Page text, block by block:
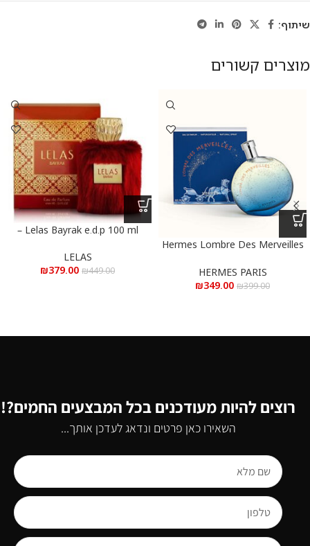
שיתוף:
מוצרים קשורים
Hermes Lombre Des Merveilles
מארווילס א.ד.פ 50 מ”ל
HERMES PARIS
₪399.00
₪349.00
Lelas Bayrak e.d.p 100 ml –
LELAS
₪449.00
₪379.00
רוצים להיות מעודכנים בכל המבצעים החמים?!
השאירו כאן פרטים ונדאג לעדכן אותך...